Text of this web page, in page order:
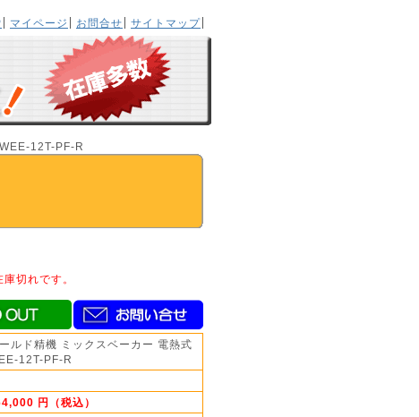
マイページ お問合せ サイトマップ
12T-PF-R
庫切れです。
ルド精機 ミックスベーカー 電熱式
12T-PF-R
円（税込）